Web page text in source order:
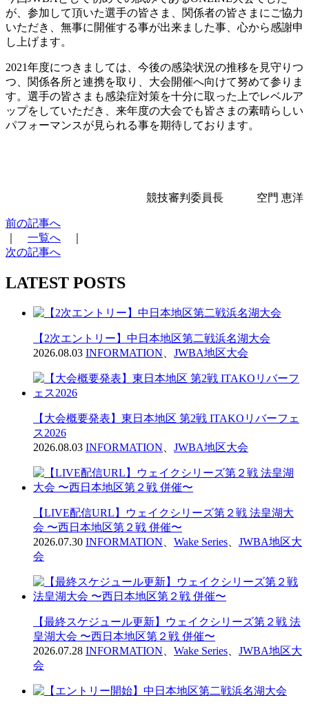
が、参加して頂いた選手の皆さま、関係者の皆さまにご協力
いただき、無事に開催する事が出来ました事、心から感謝申
し上げます。
2021年度につきましては、今後の感染状況の推移を見守りつ
つ、関係各所と連携を取り、大会開催へ向けて努めて参りま
す。選手の皆さまも感染症対策を十分に取った上でレベルア
ップをしていただき、来年度の大会でも皆さまの素晴らしい
パフォーマンスが見られる事を期待しております。
競技審判委員長 空門 恵洋
前の記事へ
一覧へ
次の記事へ
LATEST POSTS
【2次エントリー】中日本地区第二戦浜名湖大会
2026.08.03 INFORMATION JWBA地区大会
【大会概要発表】東日本地区 第2戦 ITAKOリバーフェ
ス2026
2026.08.03 INFORMATION JWBA地区大会
【LIVE配信URL】ウェイクシリーズ第２戦 法皇湖大
会 〜西日本地区第２戦 併催〜
2026.07.30 INFORMATION Wake Series
JWBA地区大
会
【最終スケジュール更新】ウェイクシリーズ第２戦 法
皇湖大会 〜西日本地区第２戦 併催〜
2026.07.28 INFORMATION Wake Series
JWBA地区大
会